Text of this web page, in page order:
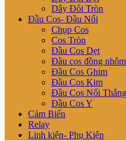
Dây Đôi Tròn
Đầu Cos- Đầu Nối
Chụp Cos
Cos Tròn
Đầu Cos Dẹt
Đầu cos đồng nhôm
Đầu Cos Ghim
Đầu Cos Kim
Đầu Cos Nối Thẳng
Đầu Cos Y
Cảm Biến
Relay
Linh kiện- Phụ Kiện